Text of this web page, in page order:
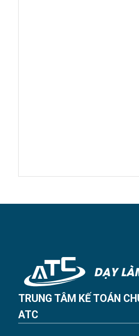
TRUNG TÂM KẾ TOÁN
ATC